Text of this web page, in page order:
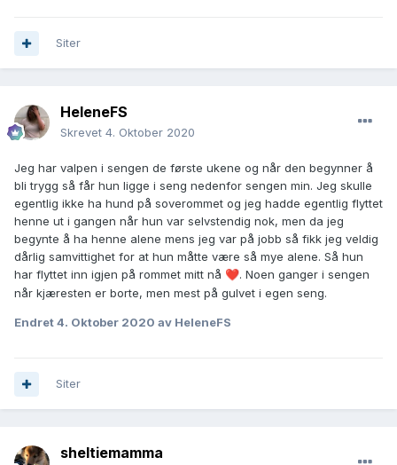
Siter
HeleneFS
Skrevet 4. Oktober 2020
Jeg har valpen i sengen de første ukene og når den begynner å
bli trygg så får hun ligge i seng nedenfor sengen min. Jeg skulle
egentlig ikke ha hund på soverommet og jeg hadde egentlig flyttet
henne ut i gangen når hun var selvstendig nok, men da jeg
begynte å ha henne alene mens jeg var på jobb så fikk jeg veldig
dårlig samvittighet for at hun måtte være så mye alene. Så hun
har flyttet inn igjen på rommet mitt nå ❤️. Noen ganger i sengen
når kjæresten er borte, men mest på gulvet i egen seng.
Endret4. Oktober 2020 av HeleneFS
Siter
sheltiemamma